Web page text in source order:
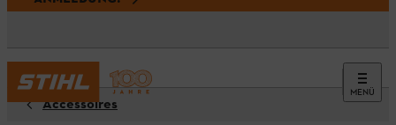
MENÜ
Accessoires